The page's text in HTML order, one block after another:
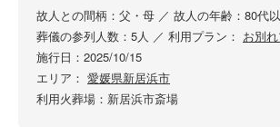
故人との間柄：父・母 ／ 故人の年齢：80代
葬儀の参列人数：5人 ／ 利用プラン： お別
施行日：2025/10/15
エリア： 愛媛県新居浜市
利用火葬場：新居浜市斎場